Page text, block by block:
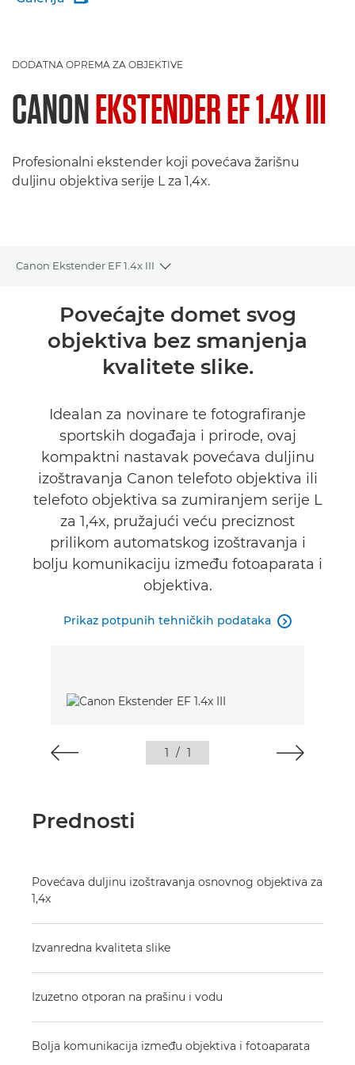
DODATNA OPREMA ZA OBJEKTIVE
CANONEKSTENDER EF 1.4X III
Profesionalni ekstender koji povećava žarišnu
duljinu objektiva serije L za 1,4x.
Canon Ekstender EF 1.4x III
Toggle breadcrumbs
Tehnički podaci
Povećajte domet svog
objektiva bez smanjenja
kvalitete slike.
Idealan za novinare te fotografiranje
sportskih događaja i prirode, ovaj
kompaktni nastavak povećava duljinu
izoštravanja Canon telefoto objektiva ili
telefoto objektiva sa zumiranjem serije L
za 1,4x, pružajući veću preciznost
prilikom automatskog izoštravanja i
bolju komunikaciju između fotoaparata i
objektiva.
Prikaz potpunih tehničkih podataka 
1 / 1
Prednosti
Povećava duljinu izoštravanja osnovnog objektiva za
1,4x
Izvanredna kvaliteta slike
Izuzetno otporan na prašinu i vodu
Bolja komunikacija između objektiva i fotoaparata